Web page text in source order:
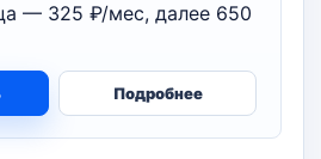
— 325 ₽/мес, далее 650
Подробнее